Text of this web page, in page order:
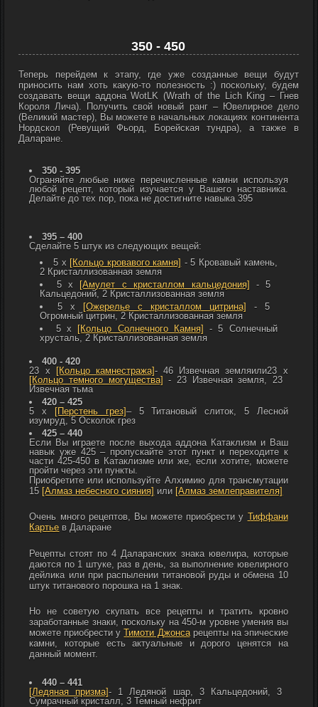
350 - 450
Теперь перейдем к этапу, где уже созданные вещи будут
приносить нам хоть какую-то полезность :) поскольку, будем
создавать вещи аддона WotLK (Wrath of the Lich King – Гнев
Короля Лича). Получить свой новый ранг – Ювелирное дело
(Великий мастер), Вы можете в начальных локациях континента
Нордскол (Ревущий Фьорд, Борейская тундра), а также в
Даларане.
350 - 395
Ограняйте любые ниже перечисленные камни используя
любой рецепт, который изучается у Вашего наставника.
Делайте до тех пор, пока не достигните навыка 395
395 – 400
Сделайте 5 штук из следующих вещей:
5 x [Кольцо кровавого камня] - 5 Кровавый камень,
2 Кристаллизованная земля
5 x
[Амулет с кристаллом кальцедония]
- 5
Кальцедоний, 2 Кристаллизованная земля
5 x
[Ожерелье с кристаллом цитрина]
- 5
Огромный цитрин, 2 Кристаллизованная земля
5 x
[Кольцо Солнечного Камня] - 5 Солнечный
хрусталь, 2 Кристаллизованная земля
400 - 420
23 x
[Кольцо камнестража]- 46
Извечная земляили23 x
[Кольцо темного могущества] - 23
Извечная земля, 23
Извечная тьма
420 – 425
5 x
[Перстень грез]– 5Титановый слиток, 5 Лесной
изумруд, 5Осколок грез
425 – 440
Если Вы играете после выхода аддона Катаклизм и Ваш
навык уже 425 – пропускайте этот пункт и переходите к
части 425-450 в Катаклизме или же, если хотите, можете
пройти через эти пункты.
Приобретите или используйте Алхимию для трансмутации
15 [Алмаз небесного сияния] или [Алмаз землеправителя]
Очень много рецептов, Вы можете приобрести у Тиффани
Картье в Даларане
Рецепты стоят по 4 Даларанских знака ювелира, которые
даются по 1 штуке, раз в день, за выполнение ювелирного
дейлика или при распылении титановой руды и обмена 10
штук титанового порошка на 1 знак.
Но не советую скупать все рецепты и тратить кровно
заработанные знаки, поскольку на 450-м уровне умения вы
можете приобрести уТимоти Джонсарецепты на эпические
камни, которые есть актуальные и дорого ценятся на
данный момент.
440 – 441
[Ледяная призма]- 1 Ледяной шар, 3
Кальцедоний, 3
Сумрачный кристалл, 3Темный нефрит